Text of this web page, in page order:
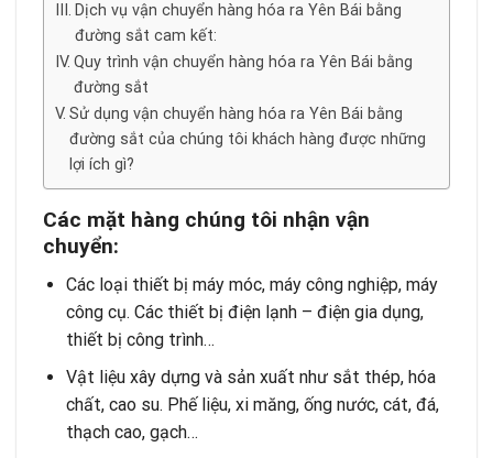
Dịch vụ vận chuyển hàng hóa ra Yên Bái bằng
đường sắt cam kết:
Quy trình vận chuyển hàng hóa ra Yên Bái bằng
đường sắt
Sử dụng vận chuyển hàng hóa ra Yên Bái bằng
đường sắt của chúng tôi khách hàng được những
lợi ích gì?
Các mặt hàng chúng tôi nhận vận
chuyển:
Các loại thiết bị máy móc, máy công nghiệp, máy
công cụ. Các thiết bị điện lạnh – điện gia dụng,
thiết bị công trình…
Vật liệu xây dựng và sản xuất như sắt thép, hóa
chất, cao su. Phế liệu, xi măng, ống nước, cát, đá,
thạch cao, gạch…